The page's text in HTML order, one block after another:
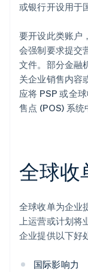
或银行开设用于
要开设此类账户
会强制要求提交
文件。部分金融
关企业销售内容
应将 PSP 或全
售点 (POS) 系统
全球收
全球收单为企业
上运营或计划将
企业提供以下好
国际影响力